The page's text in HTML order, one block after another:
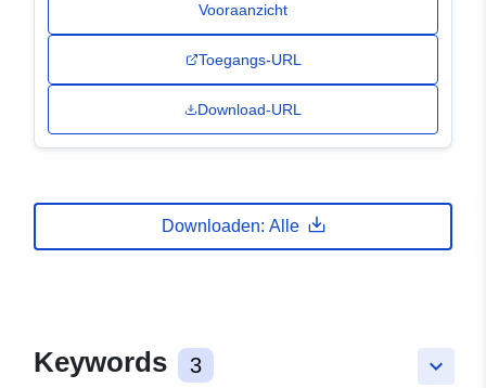
Vooraanzicht
Toegangs-URL
Download-URL
Downloaden: Alle
keyboard_arrow_down
Keywords 3